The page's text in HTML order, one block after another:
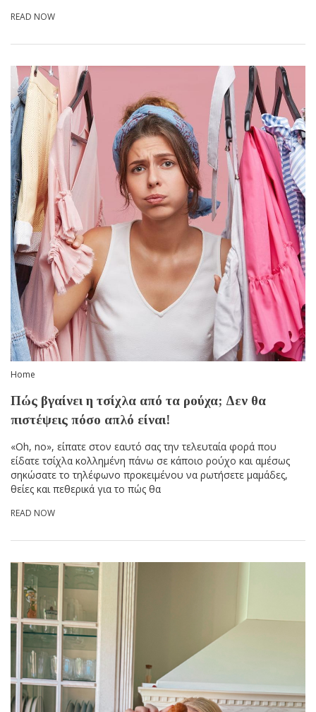
READ NOW
Home
Πώς βγαίνει η τσίχλα από τα ρούχα; Δεν θα
πιστέψεις πόσο απλό είναι!
«Oh, no», είπατε στον εαυτό σας την τελευταία φορά που
είδατε τσίχλα κολλημένη πάνω σε κάποιο ρούχο και αμέσως
σηκώσατε το τηλέφωνο προκειμένου να ρωτήσετε μαμάδες,
θείες και πεθερικά για το πώς θα
READ NOW